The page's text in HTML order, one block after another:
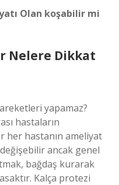
Olan koşabilir mi
Nelere Dikkat
yapamaz?
hastaların
her hastanın ameliyat
ancak genel
bağdaş kurarak
Kalça protezi